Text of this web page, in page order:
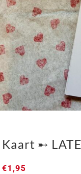
Kaart ➸
€1,95